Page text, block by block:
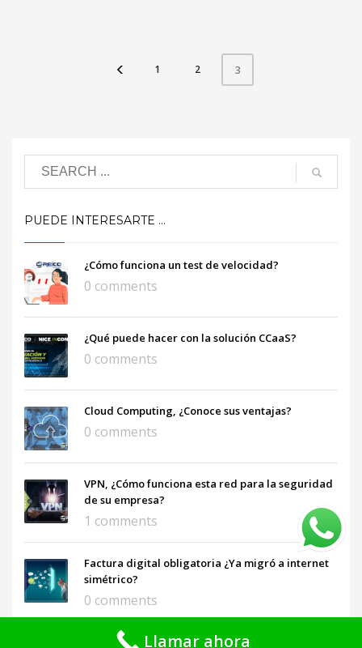
1 2 3
PUEDE INTERESARTE …
¿Cómo funciona un test de velocidad?
0 comments
¿Qué puede hacer con la solución CCaaS?
0 comments
Cloud Computing, ¿Conoce sus ventajas?
0 comments
VPN, ¿Cómo funciona esta red para la seguridad
de su empresa?
1 comments
Factura digital obligatoria ¿Ya migró a internet
simétrico?
0 comments
Llamar ahora